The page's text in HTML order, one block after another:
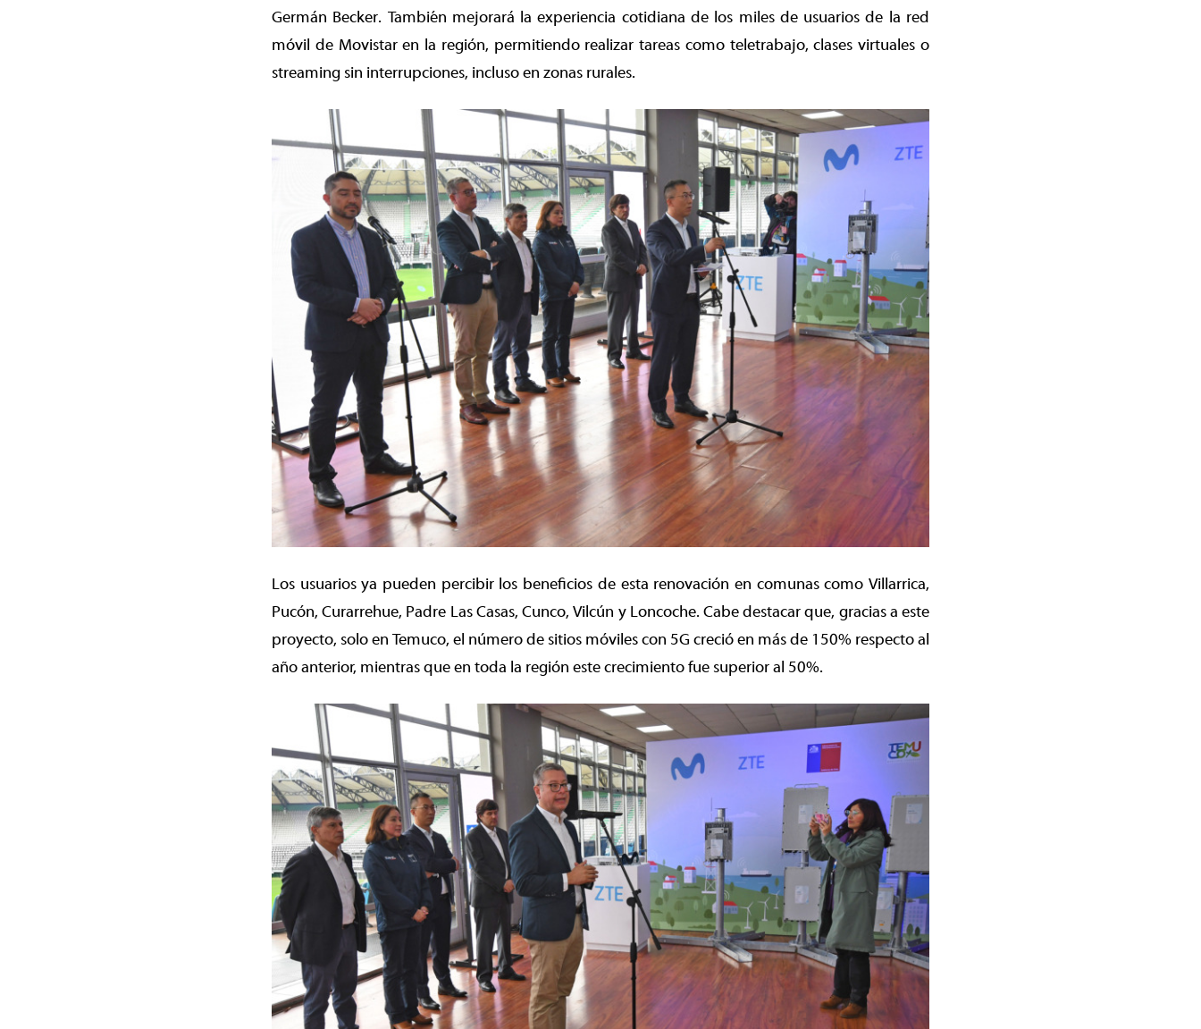
Germán Becker. También mejorará la experiencia cotidiana de los miles de usuarios de la red
móvil de Movistar en la región, permitiendo realizar tareas como teletrabajo, clases virtuales o
streaming sin interrupciones, incluso en zonas rurales.
Los usuarios ya pueden percibir los beneficios de esta renovación en comunas como Villarrica,
Pucón, Curarrehue, Padre Las Casas, Cunco, Vilcún y Loncoche. Cabe destacar que, gracias a este
proyecto, solo en Temuco, el número de sitios móviles con 5G creció en más de 150% respecto al
año anterior, mientras que en toda la región este crecimiento fue superior al 50%.